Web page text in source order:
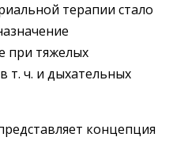
терапии стало
при тяжелых
т. ч. и дыхательных
концепция